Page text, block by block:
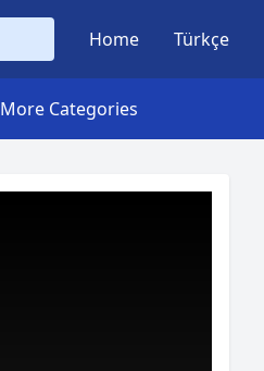
Home Türkçe
More Categories